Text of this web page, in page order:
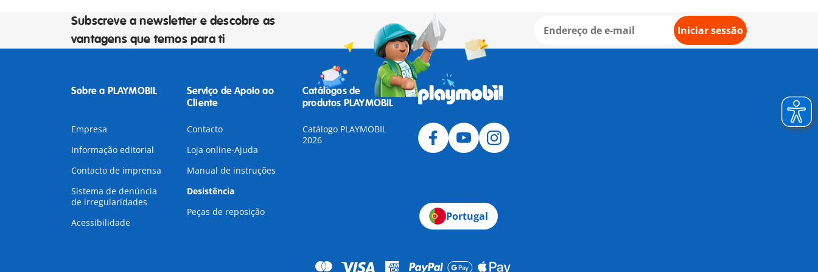
Subscreve a newsletter e descobre as
vantagens que temos para ti
Iniciar sessão
Sobre a PLAYMOBIL
Empresa
Informação editorial
Contacto de imprensa
Sistema de denúncia
de irregularidades
Acessibilidade
Serviço de Apoio ao
Cliente
Contacto
Loja online-Ajuda
Manual de instruções
Desistência
Peças de reposição
Catálogos de
produtos PLAYMOBIL
Catálogo PLAYMOBIL
2026
Portugal